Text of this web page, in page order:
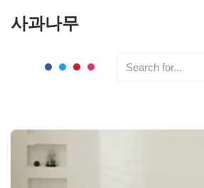
사과나무